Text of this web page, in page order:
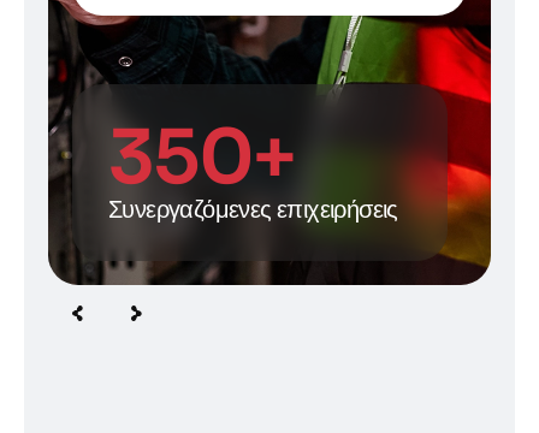
350+
Συνεργαζόμενες επιχειρήσεις